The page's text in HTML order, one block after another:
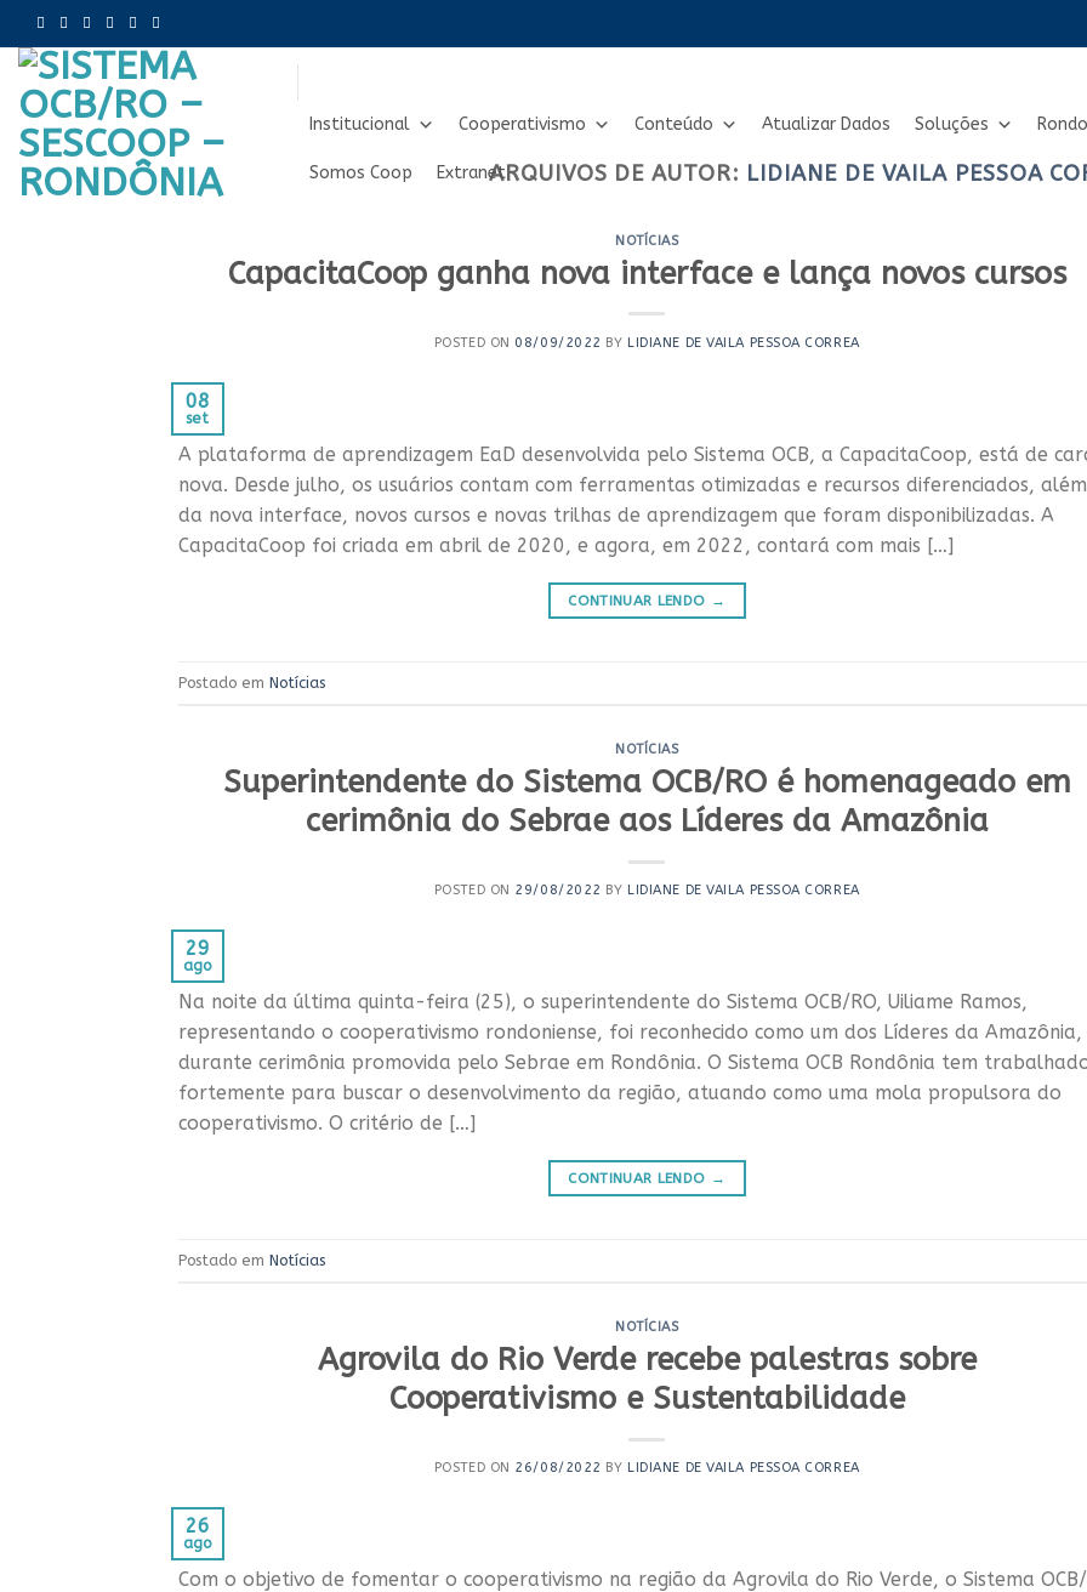
to
content
Institucional Cooperativismo Conteúdo Atualizar Dados Soluções
Somos Coop ExtranetARQUIVOS DE AUTOR: LIDIANE DE VAILA PESSOA
NOTÍCIAS
CapacitaCoop ganha nova interface e lança novos cursos
POSTED ON 08/09/2022 BY LIDIANE DE VAILA PESSOA CORREA
08
set
A plataforma de aprendizagem EaD desenvolvida pelo Sistema OCB, a CapacitaCoop, está de
nova. Desde julho, os usuários contam com ferramentas otimizadas e recursos diferenciados, além
da nova interface, novos cursos e novas trilhas de aprendizagem que foram disponibilizadas. A
CapacitaCoop foi criada em abril de 2020, e agora, em 2022, contará com mais […]
CONTINUAR LENDO →
Postado em Notícias
NOTÍCIAS
Superintendente do Sistema OCB/RO é homenageado em
cerimônia do Sebrae aos Líderes da Amazônia
POSTED ON 29/08/2022 BY LIDIANE DE VAILA PESSOA CORREA
29
ago
Na noite da última quinta-feira (25), o superintendente do Sistema OCB/RO, Uiliame Ramos,
representando o cooperativismo rondoniense, foi reconhecido como um dos Líderes da Amazônia,
durante cerimônia promovida pelo Sebrae em Rondônia. O Sistema OCB Rondônia tem
fortemente para buscar o desenvolvimento da região, atuando como uma mola propulsora do
cooperativismo. O critério de […]
CONTINUAR LENDO →
Postado em Notícias
NOTÍCIAS
Agrovila do Rio Verde recebe palestras sobre
Cooperativismo e Sustentabilidade
POSTED ON 26/08/2022 BY LIDIANE DE VAILA PESSOA CORREA
26
ago
Com o objetivo de fomentar o cooperativismo na região da Agrovila do Rio Verde, o Sistema OCB/